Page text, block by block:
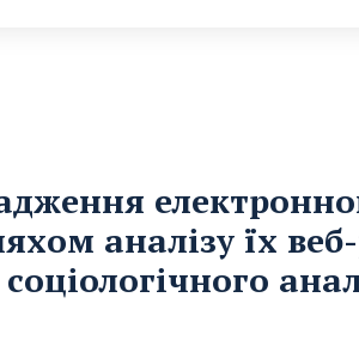
аналізу їх веб-